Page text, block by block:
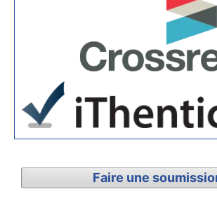
Faire une